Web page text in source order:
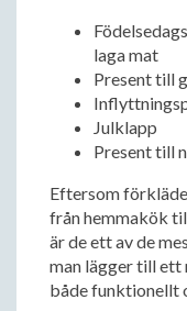
laga mat
Present till
Julklapp
Present till
Eftersom
från hemmakök
är de ett av de
man lägger till ett
både funktionellt